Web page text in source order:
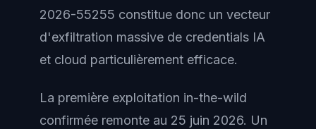
2026-55255 constitue donc un vecteur
d'exfiltration massive de credentials IA
et cloud particulièrement efficace.
La première exploitation in-the-wild
confirmée remonte au 25 juin 2026. Un